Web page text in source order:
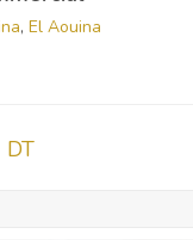
, El Aouina